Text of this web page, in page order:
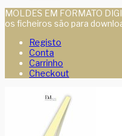
MOLDES EM FORMATO
os ficheiros são para
Registo
Conta
Carrinho
Checkout